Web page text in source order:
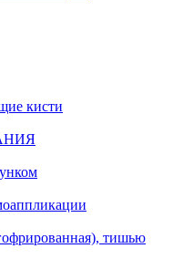
кисти
тишью